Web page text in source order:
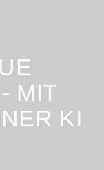
MIT
KI